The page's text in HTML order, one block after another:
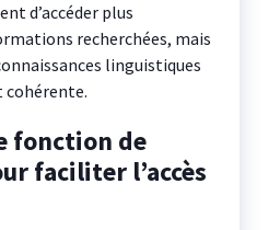
d’accéder plus
recherchées, mais
linguistiques
cohérente.
fonction de
faciliter l’accès